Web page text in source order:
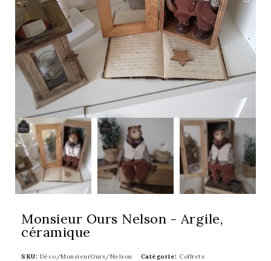
Monsieur Ours Nelson - Argile,
céramique
SKU Déco/MonsieurOurs/Nelson Catégorie Coffrets